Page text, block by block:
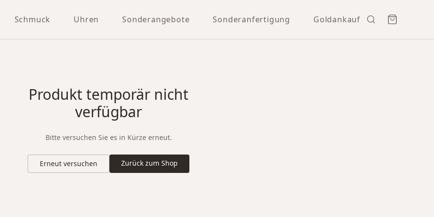
Schmuck Uhren Sonderangebote Sonderanfertigung Goldankauf
Produkt temporär nicht
verfügbar
Bitte versuchen Sie es in Kürze erneut.
Erneut versuchen Zurück zum Shop